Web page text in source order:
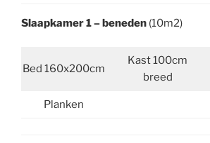
Slaapkamer 1 – beneden (10m2)
Bed 160x200cm
Kast 100cm
breed
Planken